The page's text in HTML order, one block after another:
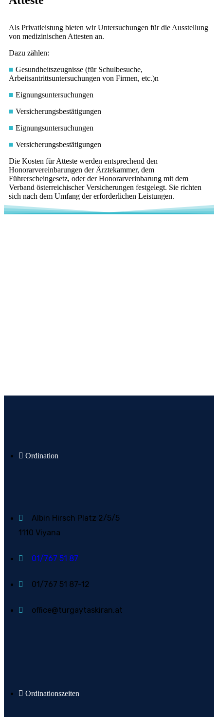
Als Privatleistung bieten wir Untersuchungen für die Ausstellung
von medizinischen Attesten an.
Dazu zählen:
■ Gesundheitszeugnisse (für Schulbesuche,
Arbeitsantrittsuntersuchungen von Firmen, etc.)n
■ Eignungsuntersuchungen
■ Versicherungsbestätigungen
■ Eignungsuntersuchungen
■ Versicherungsbestätigungen
Die Kosten für Atteste werden entsprechend den
Honorarvereinbarungen der Ärztekammer, dem
Führerscheingesetz, oder der Honorarverinbarung mit dem
Verband österreichischer Versicherungen festgelegt. Sie richten
sich nach dem Umfang der erforderlichen Leistungen.
Ordination
Albin Hirsch Platz 2/5/5
1110 Viyana
01/767 51 87
01/767 51 87-12
office@turgaytaskiran.at
Ordinationszeiten